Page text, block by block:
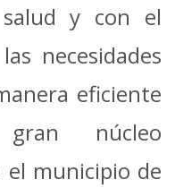
y con el
necesidades
eficiente
núcleo
municipio de